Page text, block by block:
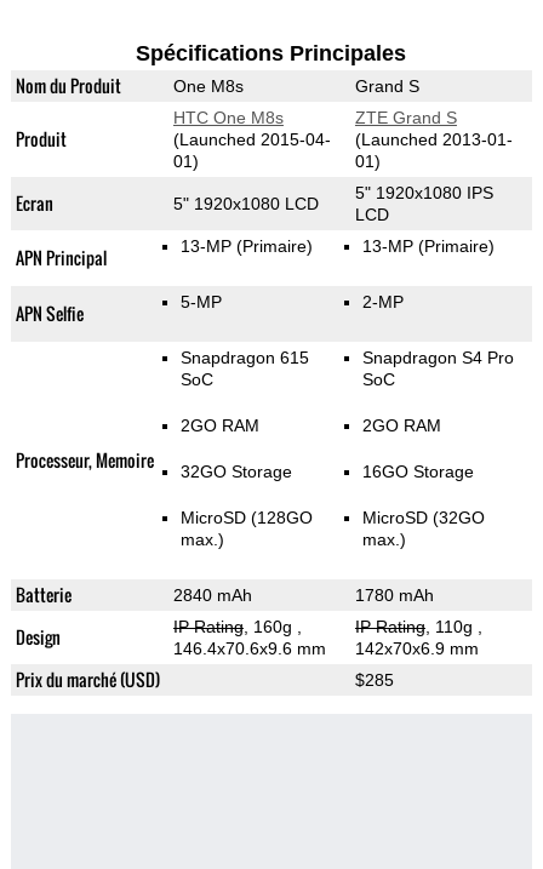
Spécifications Principales
Nom du Produit One M8s Grand S
Produit
HTC One M8s
(Launched 2015-04-
01)
ZTE Grand S
(Launched 2013-01-
01)
Ecran 5" 1920x1080 LCD
5" 1920x1080 IPS
LCD
APN Principal 13-MP (Primaire) 13-MP (Primaire)
APN Selfie 5-MP 2-MP
Processeur, Memoire
Snapdragon 615
SoC
2GO RAM
32GO Storage
MicroSD (128GO
max.)
Snapdragon S4 Pro
SoC
2GO RAM
16GO Storage
MicroSD (32GO
max.)
Batterie 2840 mAh 1780 mAh
Design IP Rating, 160g
146.4x70.6x9.6 mm
IP Rating, 110g
142x70x6.9 mm
Prix du marché (USD) $285